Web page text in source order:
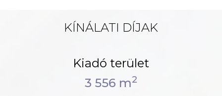
KÍNÁLATI DÍJAK
Kiadó terület
3 556 m2